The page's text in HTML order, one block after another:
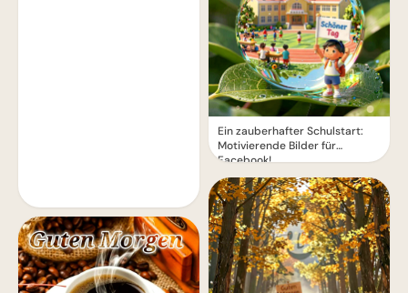
Ein zauberhafter Schulstart:
Motivierende Bilder für
Facebook!